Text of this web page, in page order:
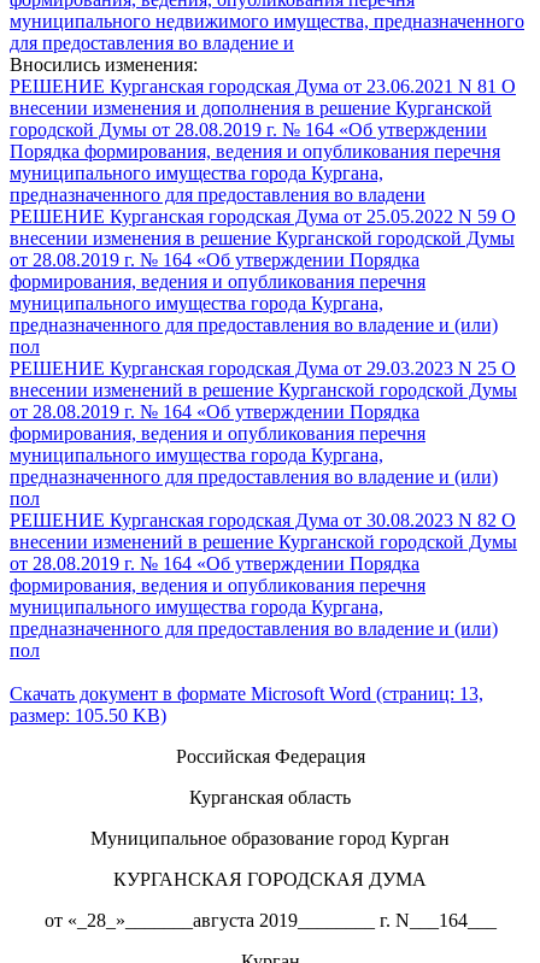
муниципального недвижимого имущества, предназначенного
для предоставления во владение и
Вносились изменения:
РЕШЕНИЕ Курганская городская Дума от 23.06.2021 N 81 О
внесении изменения и дополнения в решение Курганской
городской Думы от 28.08.2019 г. № 164 «Об утверждении
Порядка формирования, ведения и опубликования перечня
муниципального имущества города Кургана,
предназначенного для предоставления во владени
РЕШЕНИЕ Курганская городская Дума от 25.05.2022 N 59 О
внесении изменения в решение Курганской городской Думы
от 28.08.2019 г. № 164 «Об утверждении Порядка
формирования, ведения и опубликования перечня
муниципального имущества города Кургана,
предназначенного для предоставления во владение и (или)
пол
РЕШЕНИЕ Курганская городская Дума от 29.03.2023 N 25 О
внесении изменений в решение Курганской городской Думы
от 28.08.2019 г. № 164 «Об утверждении Порядка
формирования, ведения и опубликования перечня
муниципального имущества города Кургана,
предназначенного для предоставления во владение и (или)
пол
РЕШЕНИЕ Курганская городская Дума от 30.08.2023 N 82 О
внесении изменений в решение Курганской городской Думы
от 28.08.2019 г. № 164 «Об утверждении Порядка
формирования, ведения и опубликования перечня
муниципального имущества города Кургана,
предназначенного для предоставления во владение и (или)
пол
Скачать документ в формате Microsoft Word (страниц: 13,
размер: 105.50 KB)
Российская Федерация
Курганская область
Муниципальное образование город Курган
КУРГАНСКАЯ ГОРОДСКАЯ ДУМА
от «_28_»_______августа 2019________ г. N___164___